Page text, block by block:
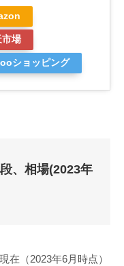
市場
ショッピング
、相場(2023年
在（2023年6月時点）